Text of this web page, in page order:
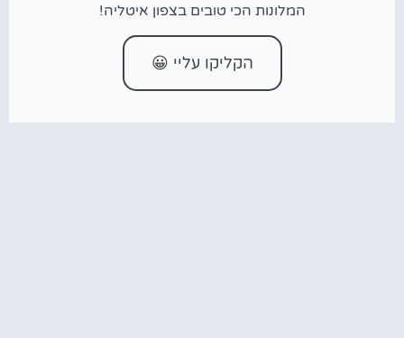
המלונות הכי טובים בצפון איטליה!
הקליקו עליי 😀